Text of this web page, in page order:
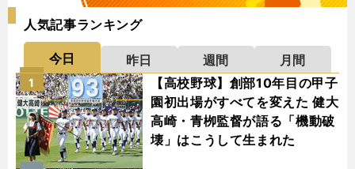
人気記事ランキング
今日 昨日 週間
月間
【高校野球】創部10年目の甲子
園初出場がすべてを変えた 健大
高崎・青栁監督が語る「機動破
壊」はこうして生まれた
1